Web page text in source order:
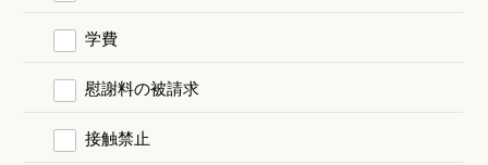
学費
慰謝料の被請求
接触禁止